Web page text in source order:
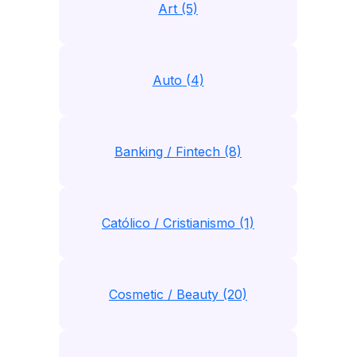
Art (5)
Auto (4)
Banking / Fintech (8)
Católico / Cristianismo (1)
Cosmetic / Beauty (20)